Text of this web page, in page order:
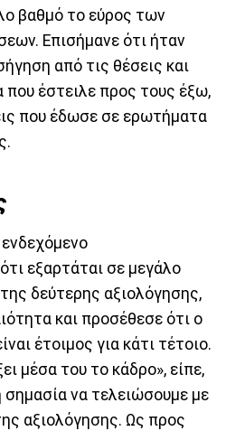
βαθμό το εύρος των
Επισήμανε ότι ήταν
από τις θέσεις και
έστειλε προς τους έξω,
που έδωσε σε ερωτήματα
εξαρτάται σε μεγάλο
δεύτερης αξιολόγησης,
και προσέθεσε ότι ο
έτοιμος για κάτι τέτοιο.
μέσα του το κάδρο», είπε,
σημασία να τελειώσουμε με
αξιολόγησης. Ως προς